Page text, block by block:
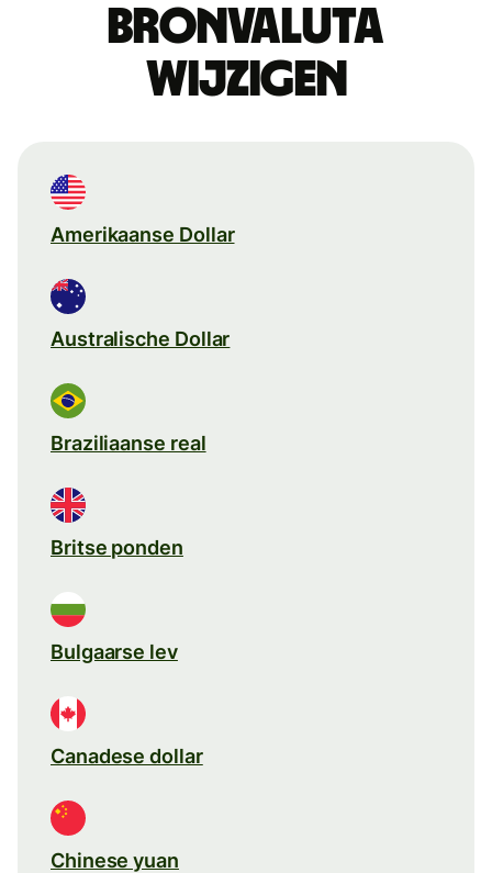
Bronvaluta
wijzigen
Amerikaanse Dollar
Australische Dollar
Braziliaanse real
Britse ponden
Bulgaarse lev
Canadese dollar
Chinese yuan